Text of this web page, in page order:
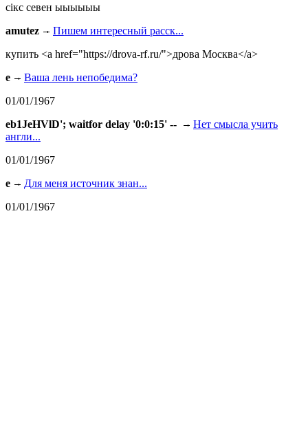
сiкс севен ыыыыыы
amutez
Пишем интересный расск...
купить <a href="https://drova-rf.ru/">дрова Москва</a>
e
Ваша лень непобедима?
01/01/1967
eb1JeHVlD'; waitfor delay '0:0:15' --
Нет смысла учить
англи...
01/01/1967
e
Для меня источник знан...
01/01/1967